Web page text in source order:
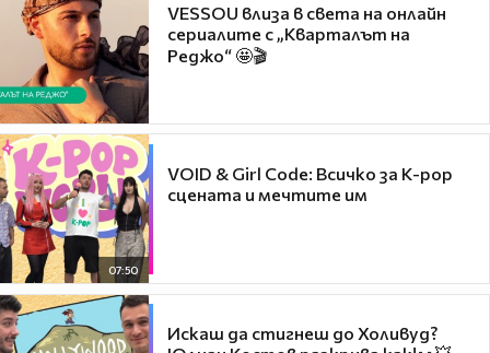
VESSOU влиза в света на онлайн
сериалите с „Кварталът на
Реджо“ 🤩🎬
07:50
VOID & Girl Code: Всичко за K-pop
сцената и мечтите им
Искаш да стигнеш до Холивуд?